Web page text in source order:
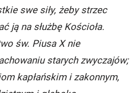
swe siły, żeby strzec
ją na służbę Kościoła.
św. Piusa X nie
starych zwyczajów;
kapłańskim i zakonnym,